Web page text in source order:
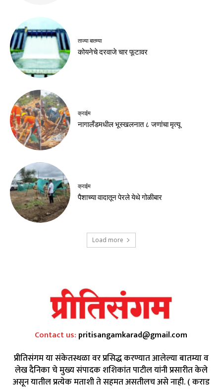
ताज्या बातम्या
कोयनेचे दरवाजे चार फूटावर
क्राईम
नागालँडमधील भूस्खलनात ८ जणांचा मृत्यू
क्राईम
पैशाच्या वादातून पेरले येथे गोळीबार
Load more
Contact us: pritisangamkarad@gmail.com
प्रीतिसंगम या संकेतस्थळा वर प्रसिद्ध करण्यात आलेल्या बातम्या व
लेख दैनिका चे मुख्य संपादक शशिकांत पाटील यांनी प्रसारीत केले
असून यातील प्रत्येक मताशी ते सहमत असतीलच असे नाही. ( कराड